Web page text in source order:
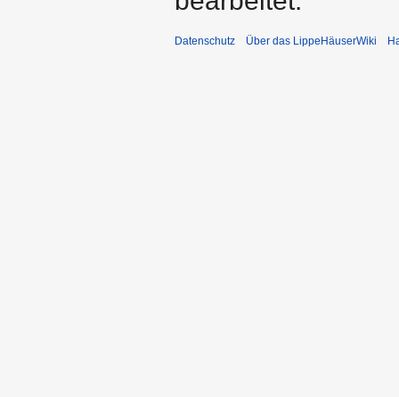
Datenschutz Über das LippeHäuserWiki